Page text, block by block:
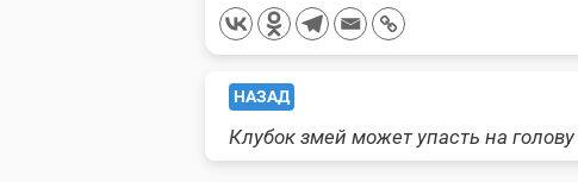
<span
class="nav-
НАЗАД
Клубок змей может упасть на голову